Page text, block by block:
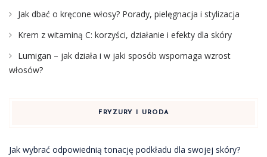
Jak dbać o kręcone włosy? Porady, pielęgnacja i stylizacja
Krem z witaminą C: korzyści, działanie i efekty dla skóry
Lumigan – jak działa i w jaki sposób wspomaga wzrost
włosów?
FRYZURY I URODA
Jak wybrać odpowiednią tonację podkładu dla swojej skóry?